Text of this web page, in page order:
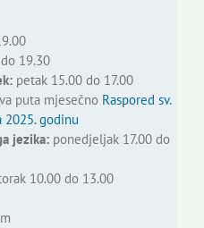
19.30
petak 15.00 do 17.00
puta mjesečno Raspored sv.
2025. godinu
jezika:ponedjeljak 17.00 do
10.00 do 13.00